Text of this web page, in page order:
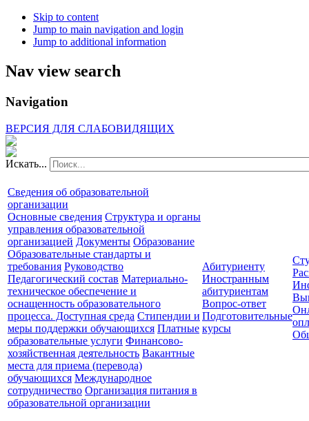
Skip to content
Jump to main navigation and login
Jump to additional information
Nav view search
Navigation
ВЕРСИЯ ДЛЯ СЛАБОВИДЯЩИХ
Искать...
Сведения об образовательной
организации
Основные сведения Структура и органы
управления образовательной
организацией Документы Образование
Образовательные стандарты и
требования Руководство
Педагогический состав Материально-
техническое обеспечение и
оснащенность образовательного
процесса. Доступная среда Стипендии и
меры поддержки обучающихся Платные
образовательные услуги Финансово-
хозяйственная деятельность Вакантные
места для приема (перевода)
обучающихся Международное
сотрудничество Организация питания в
образовательной организации
Абитуриенту
Иностранным
абитуриентам
Вопрос-ответ
Подготовительные
курсы